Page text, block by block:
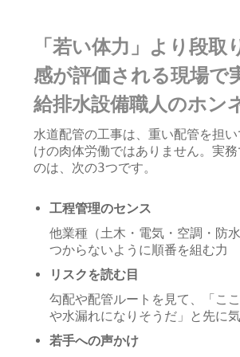
「若い体力」より段取
感が評価される現場で
給排水設備職人のホン
水道配管の工事は、重い配管を担
けの肉体労働ではありません。実
のは、次の3つです。
工程管理のセンス
他業種（土木・電気・空調・防
つからないように順番を組む力
リスクを読む目
勾配や配管ルートを見て、「こ
や水漏れになりそうだ」と先に
若手への声かけ